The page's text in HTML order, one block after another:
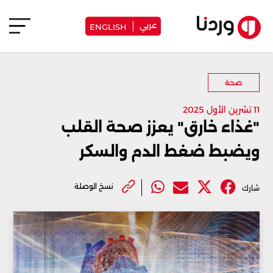
عربي ENGLISH
صحة
11 تشرين الأول 2025
"غذاء خارق" يعزز صحة القلب
ويضبط ضغط الدم والسكر
شارك نسخ الوصلة